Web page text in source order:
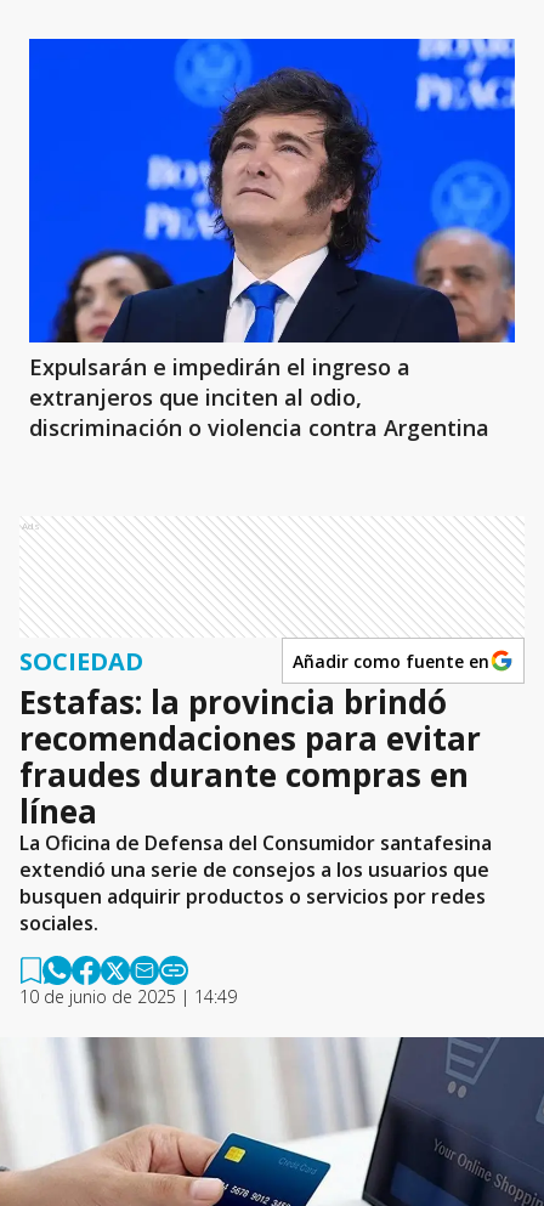
Expulsarán e impedirán el ingreso a
extranjeros que inciten al odio,
discriminación o violencia contra Argentina
Ads
SOCIEDAD Añadir como fuente en
Estafas: la provincia brindó
recomendaciones para evitar
fraudes durante compras en
línea
La Oficina de Defensa del Consumidor santafesina
extendió una serie de consejos a los usuarios que
busquen adquirir productos o servicios por redes
sociales.
10 de junio de 2025 | 14:49